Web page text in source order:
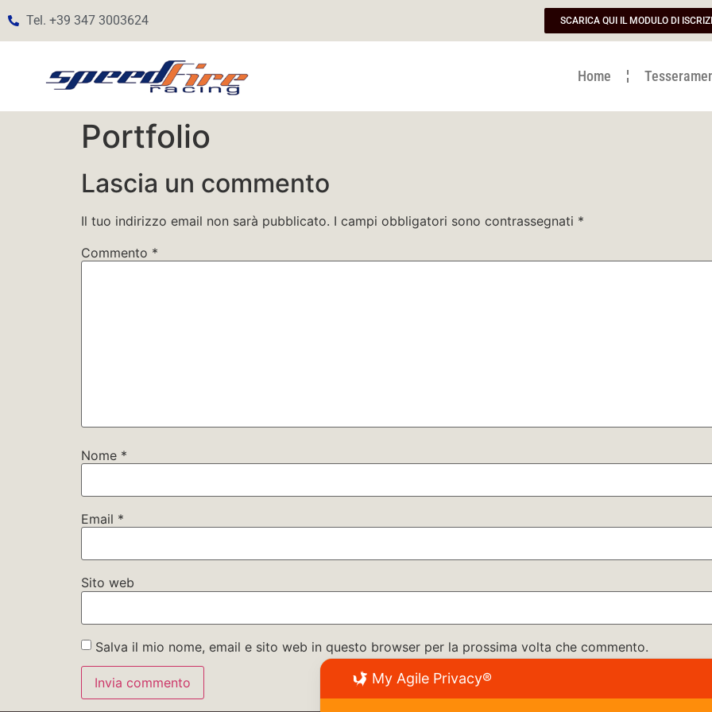
Tel. +39 347 3003624 SCARICA QUI IL MODULO DI
Home
Portfolio
Lascia un commento
Il tuo indirizzo email non sarà pubblicato. I campi obbligatori sono contrassegnati *
Commento *
Nome *
Email *
Sito web
Salva il mio nome, email e sito web in questo browser per la prossima volta che commento.
My Agile Privacy®